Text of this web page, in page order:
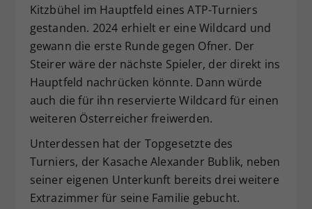
Kitzbühel im Hauptfeld eines ATP-Turniers
gestanden. 2024 erhielt er eine Wildcard und
gewann die erste Runde gegen Ofner. Der
Steirer wäre der nächste Spieler, der direkt ins
Hauptfeld nachrücken könnte. Dann würde
auch die für ihn reservierte Wildcard für einen
weiteren Österreicher freiwerden.
Unterdessen hat der Topgesetzte des
Turniers, der Kasache Alexander Bublik, neben
seiner eigenen Unterkunft bereits drei weitere
Extrazimmer für seine Familie gebucht.